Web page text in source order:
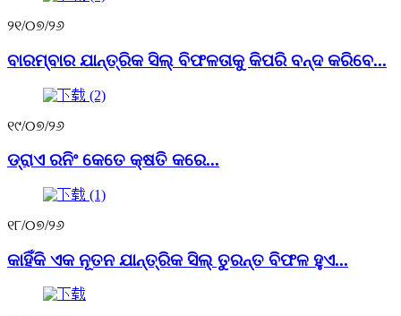
୨୧/୦୭/୨୬
ବାରମ୍ବାର ଯାନ୍ତ୍ରିକ ସିଲ୍ ବିଫଳତାକୁ କିପରି ବନ୍ଦ କରିବେ...
୧୯/୦୭/୨୬
ଡ୍ରାଏ ରନିଂ କେତେ କ୍ଷତି କରେ...
୧୮/୦୭/୨୬
କାହିଁକି ଏକ ନୂତନ ଯାନ୍ତ୍ରିକ ସିଲ୍ ତୁରନ୍ତ ବିଫଳ ହୁଏ...